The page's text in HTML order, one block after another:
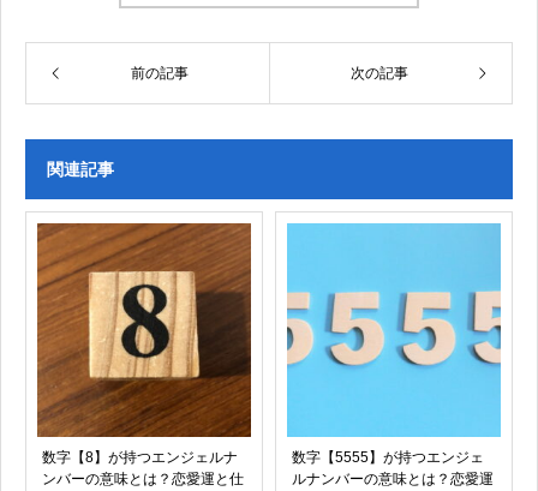
前の記事 次の記事
関連記事
数字【8】が持つエンジェルナ
ンバーの意味とは？恋愛運と仕
数字【5555】が持つエンジェ
ルナンバーの意味とは？恋愛運